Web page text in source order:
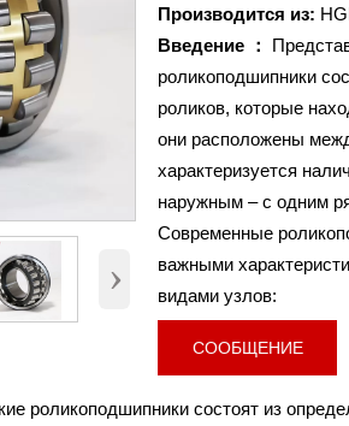
›
Производится из:
Введение ：
роликоподшипники
роликов, которые
они расположены
характеризуется
наружным – с одним
Современные
важными
видами узлов:
СООБЩЕНИЕ
роликоподшипники состоят из
90 мм
4 Кг